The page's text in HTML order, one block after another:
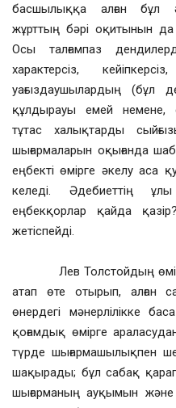
басшылыққа алған бұл
жұрттың бәрі оқитынын да
Осы талғампаз
характерсіз,
уағыздаушылардың (бұл
құлдырауы емей немене,
тұтас халықтарды
шығармаларын оқығанда
еңбекті өмірге әкелу аса
келеді. Әдебиеттің
еңбекқорлар қайда
жетіспейді.
Лев Толстойдың
атап өте отырып, алған
өнердегі мәнерлілікке
қоғамдық өмірге
түрде шығармашылықпен
шақырады; бұл сабақ
шығарманың ауқымын және